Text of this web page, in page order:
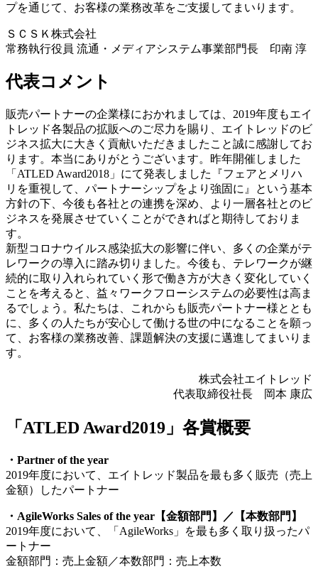
プを通じて、お客様の業務改革をご支援してまいります。
ＳＣＳＫ株式会社
常務執行役員 流通・メディアシステム事業部門長 印南 淳
代表コメント
販売パートナーの企業様におかれましては、2019年度もエイ
トレッド各製品の拡販へのご尽力を賜り、エイトレッドのビ
ジネス拡大に大きく貢献いただきましたこと誠に感謝してお
ります。本当にありがとうございます。昨年開催しました
「ATLED Award2018」にて発表しました『フェアとメリハ
リを重視して、パートナーシップをより強固に』という基本
方針の下、今後も各社との連携を深め、より一層各社とのビ
ジネスを発展させていくことができればと期待しておりま
す。
新型コロナウイルス感染拡大の影響に伴い、多くの企業がテ
レワークの導入に踏み切りました。今後も、テレワークが継
続的に取り入れられていく形で働き方が大きく変化していく
ことを考えると、益々ワークフローシステムの必要性は高ま
るでしょう。私たちは、これからも販売パートナー様ととも
に、多くの人たちが安心して働ける世の中になることを願っ
て、お客様の業務改善、課題解決の支援に邁進してまいりま
す。
株式会社エイトレッド
代表取締役社長 岡本 康広
「ATLED Award2019」各賞概要
・Partner of the year
2019年度において、エイトレッド製品を最も多く販売（売上
金額）したパートナー
・AgileWorks Sales of the year【金額部門】／【本数部門】
2019年度において、「AgileWorks」を最も多く取り扱ったパ
ートナー
金額部門：売上金額／本数部門：売上本数